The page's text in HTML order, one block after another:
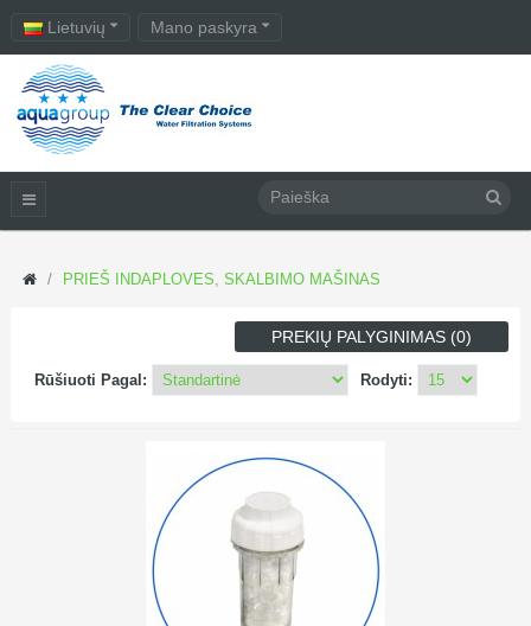
Lietuvių Mano paskyra
PRIEŠ INDAPLOVES, SKALBIMO MAŠINAS
PREKIŲ PALYGINIMAS (0)
Rūšiuoti Pagal: Rodyti: